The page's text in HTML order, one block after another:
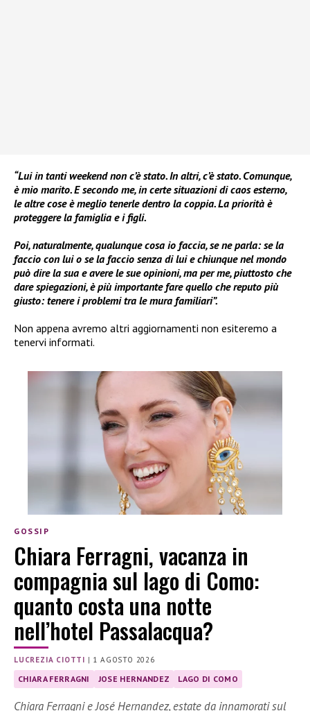
“Lui in tanti weekend non c’è stato. In altri, c’è stato. Comunque,
è mio marito. E secondo me, in certe situazioni di caos esterno,
le altre cose è meglio tenerle dentro la coppia. La priorità è
proteggere la famiglia e i figli.
Poi, naturalmente, qualunque cosa io faccia, se ne parla: se la
faccio con lui o se la faccio senza di lui e chiunque nel mondo
può dire la sua e avere le sue opinioni, ma per me, piuttosto che
dare spiegazioni, è più importante fare quello che reputo più
giusto: tenere i problemi tra le mura familiari”.
Non appena avremo altri aggiornamenti non esiteremo a
tenervi informati.
GOSSIP
Chiara Ferragni, vacanza in
compagnia sul lago di Como:
quanto costa una notte
nell’hotel Passalacqua?
LUCREZIA CIOTTI | 1 AGOSTO 2026
CHIARA FERRAGNI JOSE HERNANDEZ LAGO DI COMO
Chiara Ferragni e José Hernandez, estate da innamorati sul